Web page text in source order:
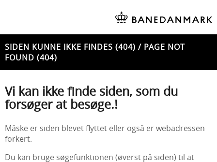
SIDEN KUNNE IKKE FINDES (404) / PAGE NOT
FOUND (404)
Vi kan ikke finde siden, som du
forsøger at besøge.!
Måske er siden blevet flyttet eller også er webadressen
forkert.
Du kan bruge søgefunktionen (øverst på siden) til at